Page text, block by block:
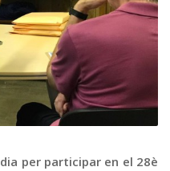
per participar en el 28è